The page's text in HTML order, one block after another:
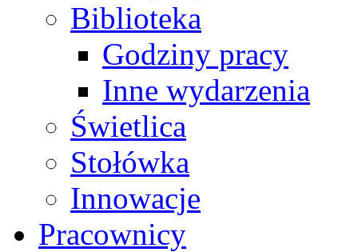
Biblioteka
Godziny pracy
Inne wydarzenia
Świetlica
Stołówka
Innowacje
Pracownicy